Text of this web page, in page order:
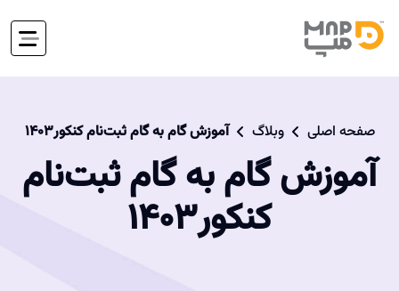
صفحه اصلی وبلاگ آموزش گام به گام ثبت‌نام کنکور۱۴۰۳
آموزش گام به گام ثبت‌نام
کنکور۱۴۰۳